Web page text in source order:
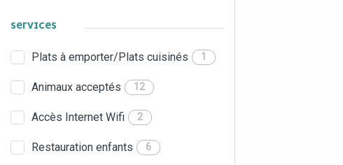
SERVICES
Plats à emporter/Plats cuisinés 1
Animaux acceptés 12
Accès Internet Wifi 2
Restauration enfants 6